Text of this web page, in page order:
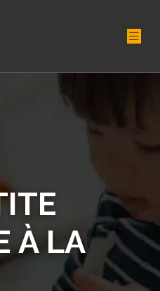
À LA